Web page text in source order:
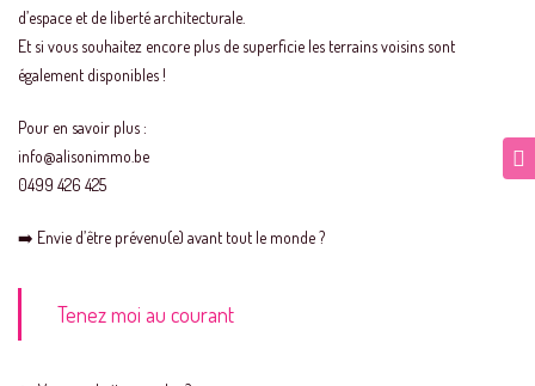
d’espace et de liberté architecturale.
Et si vous souhaitez encore plus de superficie les terrains voisins sont
également disponibles !
Pour en savoir plus :
info@alisonimmo.be
0499 426 425
➡️ Envie d’être prévenu(e) avant tout le monde ?
Tenez moi au courant